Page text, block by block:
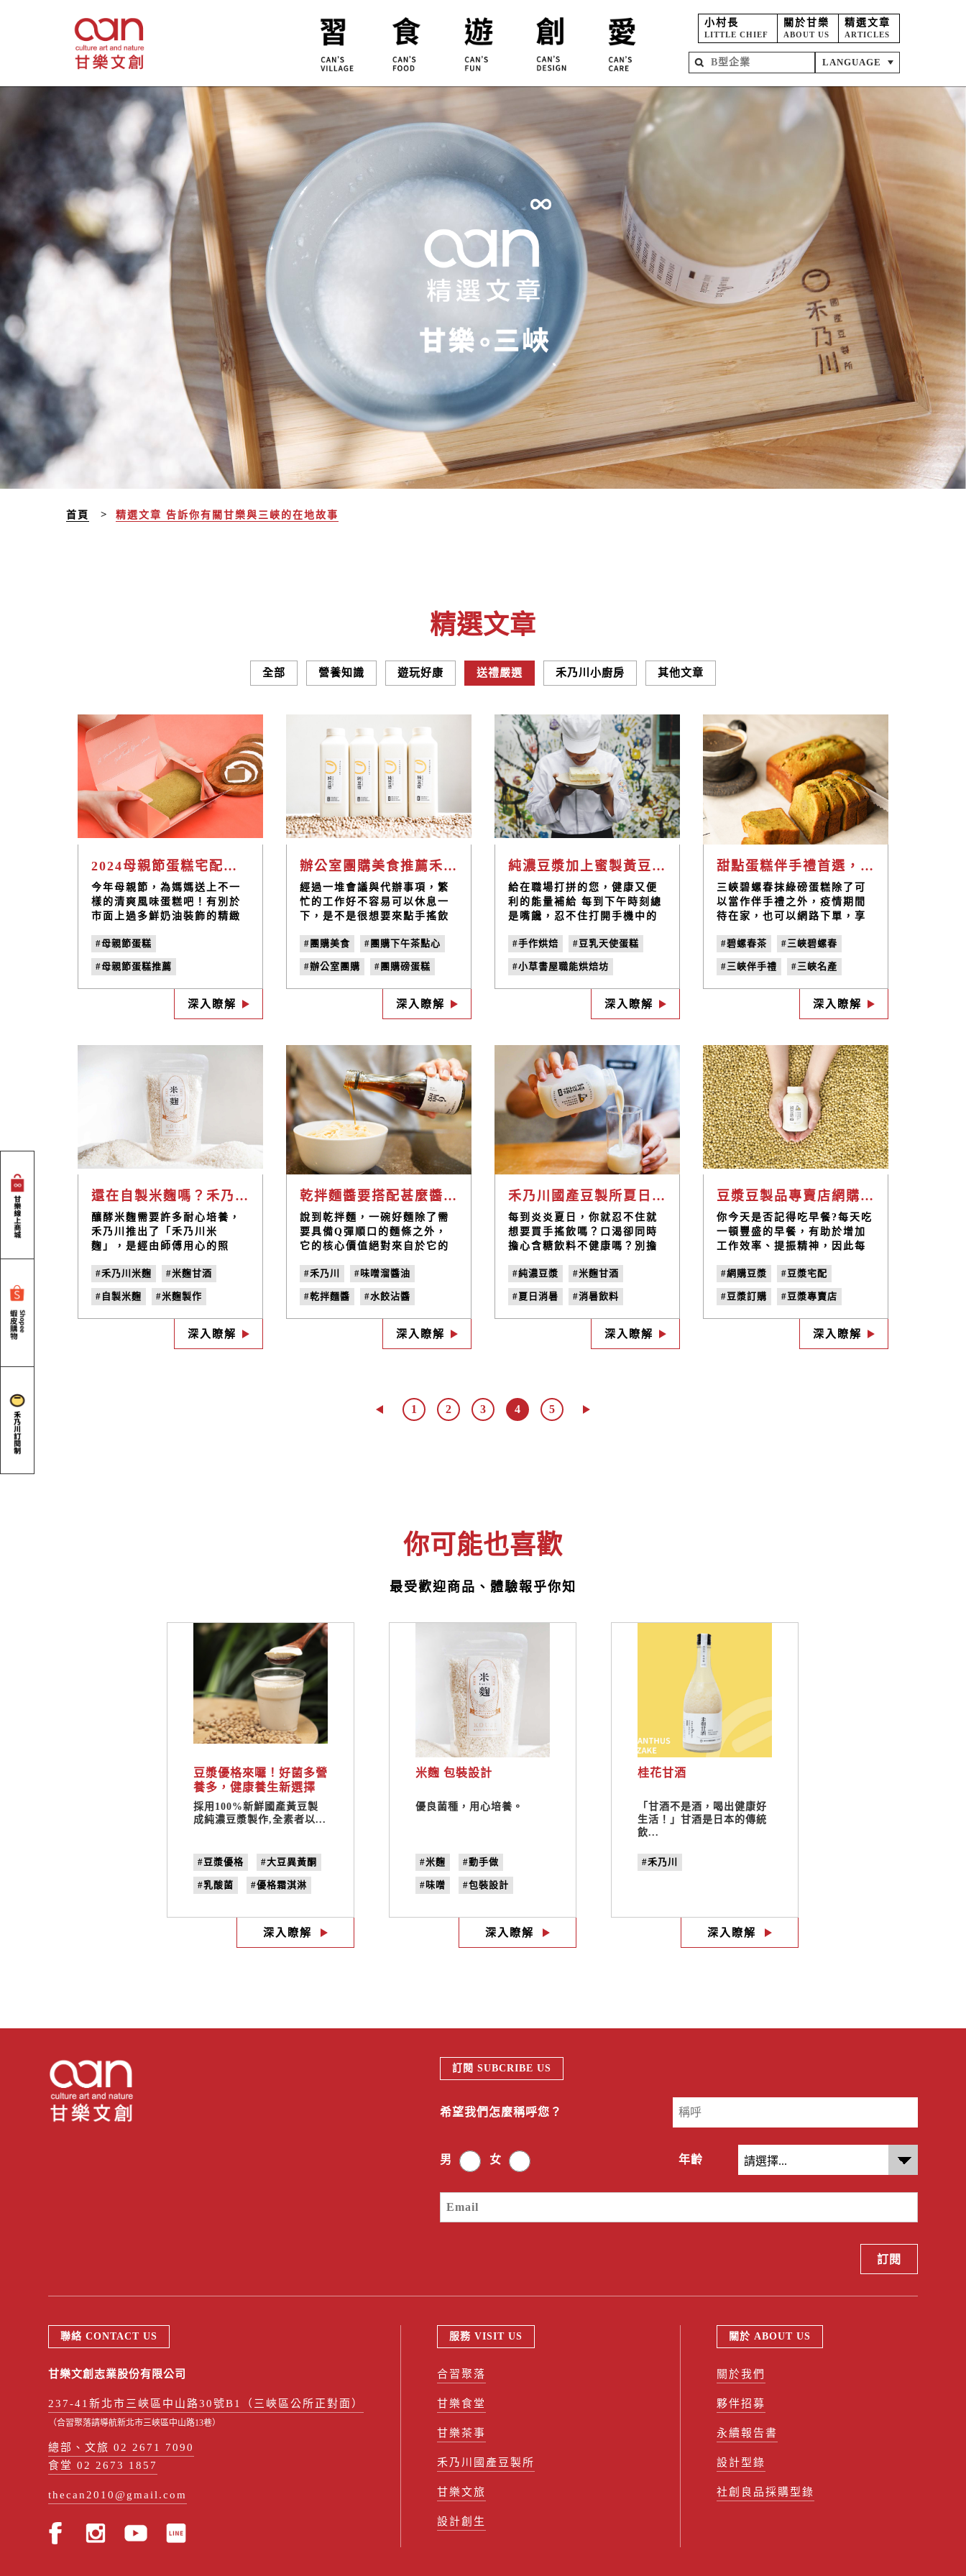
小村長
LITTLE CHIEF
關於甘樂
ABOUT US
精選文章
ARTICLES
LANGUAGE
合習聚落 甘樂食堂
甘樂茶事 秀川居
淨溪行動
地方創生 小草書屋
職能學苑
烘焙坊
首頁 精選文章 告訴你有關甘樂與三峽的在地故事
精選文章
全部 營養知識 遊玩好康 送禮嚴選 禾乃川小廚房 其他文章
2024母親節蛋糕宅配推薦！重焙厚茶系列奶凍捲解膩口味新選擇！
今年母親節，為媽媽送上不一
樣的清爽風味蛋糕吧！有別於
市面上過多鮮奶油裝飾的精緻
用心手作的「鐵觀音奶凍
捲」，茶香濃郁、甜而不膩的
好滋味，為您宅配送到家，陪
伴您與家人度過每個療癒時
#母親節蛋糕
#母親節蛋糕推薦
#碧螺春茶乳捲 #茶乳捲推薦
#甘樂茶事
深入瞭解
辦公室團購美食推薦禾乃川非基改黃豆漿，使用台灣國產大豆更營養健康
經過一堆會議與代辦事項，繁
忙的工作好不容易可以休息一
下，是不是很想要來點手搖飲
喝太多不健康，造成身體太多
負擔嗎？現在快來與辦公室同
事一起團購健康養生的美味臺
灣豆漿與米麴甘酒，健康無負
擔，還為您補充滿滿的優質植
物性蛋白質，濃郁香醇的好滋
力！
#團購美食 #團購下午茶點心
#辦公室團購 #團購磅蛋糕
#團購奶凍捲 #米麴甘酒
深入瞭解
純濃豆漿加上蜜製黃豆的豆漿蛋糕，是小草職研烘焙坊孩子們用心手工烘焙的糕點
給在職場打拼的您，健康又便
利的能量補給 每到下午時刻總
是嘴饞，忍不住打開手機中的
多選擇，又考量到食物熱量、
外送時間等因素，遲遲無法做
出決定。由小草職研烘焙坊手
工製作的豆乳天使蛋糕，口感
綿密吃得到淡淡豆奶香氣，不
僅替您省下思考的時間，提供
養又無負擔的下午茶首選！
#手作烘焙 #豆乳天使蛋糕
#小草書屋職能烘焙坊
#豆漿蛋糕 #三峽老街伴手禮
深入瞭解
甜點蛋糕伴手禮首選，宅配團購三峽碧螺春磅蛋糕
三峽碧螺春抹綠磅蛋糕除了可
以當作伴手禮之外，疫情期間
待在家，也可以網路下單，享
三峽在地的好滋味！建議與朋
友一起團購，在家線上連線來
場下午茶，一起聊聊近況，做
好防疫！
#碧螺春茶 #三峽碧螺春
#三峽伴手禮 #三峽名產
#三峽必買 #三峽下午茶
#碧螺春磅蛋糕
深入瞭解
還在自製米麴嗎？禾乃川國產豆製所使用臺灣白米，提供臺灣白米麴新選擇!
釀酵米麴需要許多耐心培養，
禾乃川推出了「禾乃川米
麴」，是經由師傅用心的照
以慢慢長大，並且選用日本300
多年味噌老店的優良菌種「糀
kouji」，再搭配臺灣白米，經
過浸泡、蒸熟、播散、翻攪散
熱等古法，擁有米麴即可以自
己釀造味噌、味醂、醬油、鹽
#禾乃川米麴 #米麴甘酒
#自製米麴 #米麴製作
#優良菌種 #自然發酵
深入瞭解
乾拌麵醬要搭配甚麼醬油？禾乃川味噌溜醬油完美比例告訴你
說到乾拌麵，一碗好麵除了需
要具備Q彈順口的麵條之外，
它的核心價值絕對來自於它的
見的乾拌麵醬調配方式少不了
醬油、蔥蒜，或麻醬、肉醬、
花生醬及芝麻油這類醬料，其
實很容易發現的是，「醬油」
的存在，似乎不可或缺，因為
它甘甜又鹹香，絕對會為乾拌
#禾乃川 #味噌溜醬油
#乾拌麵醬 #水餃沾醬
#水餃醬油 #沾醬推薦
深入瞭解
禾乃川國產豆製所夏日消暑飲品推薦，豆漿、甘酒冰的更好喝！
每到炎炎夏日，你就忍不住就
想要買手搖飲嗎？口渴卻同時
擔心含糖飲料不健康嗎？別擔
康養生又解渴的夏日消暑聖
品：純濃豆漿以及米麴甘酒！
別以為他們只是簡單的豆漿與
甘酒飲，其實只需要一點小巧
思，這些健康的日常飲品就可
以成為百變營養品，讓你每天
#純濃豆漿 #米麴甘酒
#夏日消暑 #消暑飲料
#消暑飲品
深入瞭解
豆漿豆製品專賣店網購首選品牌-禾乃川國產豆製所
你今天是否記得吃早餐?每天吃
一頓豐盛的早餐，有助於增加
工作效率、提振精神，因此每
要的! 然而現代人因繁忙的生
活步調，往往以外食的方式來
解決，但高油與過多添加物，
易造成身體的負擔。這時若想
兼顧健康與方便性，禾乃川國
產豆製所會是您的網購首選!
#網購豆漿 #豆漿宅配
#豆漿訂購 #豆漿專賣店
#豆漿推薦 #豆漿品牌推薦
深入瞭解
1 2 3 4 5
你可能也喜歡
最受歡迎商品、體驗報乎你知
豆漿優格來囉！好菌多營
養多，健康養生新選擇
採用100%新鮮國產黃豆製
成純濃豆漿製作,全素者以...
#豆漿優格 #大豆異黃酮
#乳酸菌 #優格霜淇淋
深入瞭解
米麴 包裝設計
優良菌種，用心培養。
#米麴 #動手做
#味噌 #包裝設計
深入瞭解
桂花甘酒
「甘酒不是酒，喝出健康好
生活！」甘酒是日本的傳統
飲...
#禾乃川
深入瞭解
訂閱 SUBCRIBE US
希望我們怎麼稱呼您？
男 女 年齡
聯絡 CONTACT US
甘樂文創志業股份有限公司
237-41新北市三峽區中山路30號B1（三峽區公所正對面）
（合習聚落請導航新北市三峽區中山路13巷）
總部、文旅 02 2671 7090
食堂 02 2673 1857
thecan2010@gmail.com
服務 VISIT US
合習聚落
甘樂食堂
甘樂茶事
禾乃川國產豆製所
甘樂文旅
設計創生
關於 ABOUT US
關於我們
夥伴招募
永續報告書
設計型錄
社創良品採購型錄